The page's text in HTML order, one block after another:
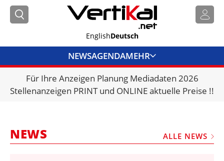
EnglishDeutsch
NEWSAGENDAMEHR
BRANCHENLINKS
VERMIETER
Für Ihre Anzeigen Planung Mediadaten 2026
Stellenanzeigen PRINT und ONLINE aktuelle Preise !!
NEWS ALLE NEWS